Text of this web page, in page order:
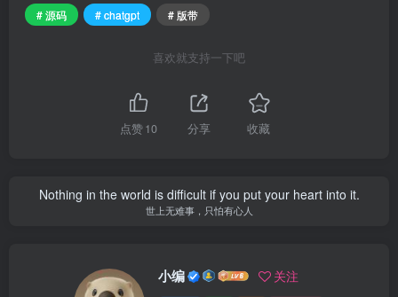
# 源码
# chatgpt # 版带
喜欢就支持一下吧
点赞10 分享 收藏
Nothing in the world is difficult if you put your heart into it.
世上无难事，只怕有心人
小编 关注